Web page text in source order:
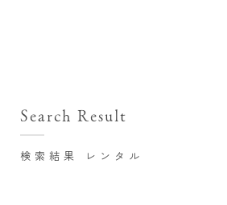
七五三お参り用着物レンタル
お宮参り写真撮影
検索結果 レンタル
Search Result